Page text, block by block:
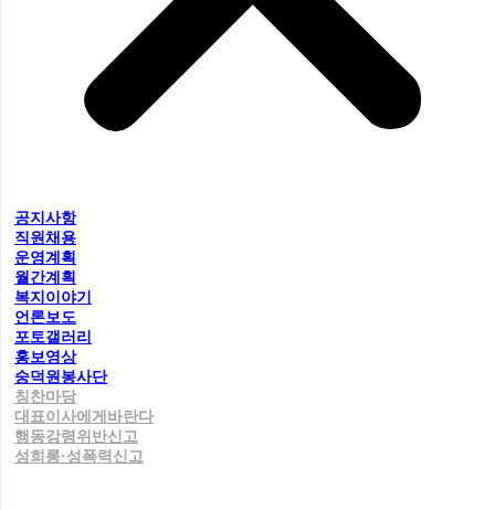
공지사항
직원채용
운영계획
월간계획
복지이야기
언론보도
포토갤러리
홍보영상
숭덕원봉사단
칭찬마당
대표이사에게바란다
행동강령위반신고
성희롱·성폭력신고